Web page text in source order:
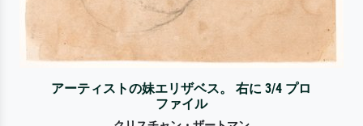
アーティストの妹エリザベス。 右に 3/4 プロ
ファイル